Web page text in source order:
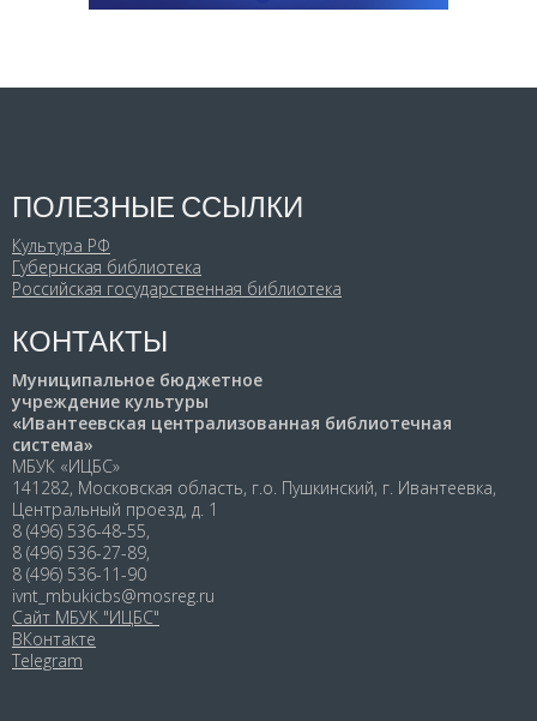
ПОЛЕЗНЫЕ ССЫЛКИ
Культура РФ
Губернская библиотека
Российская государственная библиотека
КОНТАКТЫ
Муниципальное бюджетное
учреждение культуры
«Ивантеевская централизованная библиотечная
система»
МБУК «ИЦБС»
141282, Московская область, г.о. Пушкинский, г. Ивантеевка,
Центральный проезд, д. 1
8 (496) 536-48-55,
8 (496) 536-27-89,
8 (496) 536-11-90
ivnt_mbukicbs@mosreg.ru
Сайт МБУК "ИЦБС"
ВКонтакте
Telegram